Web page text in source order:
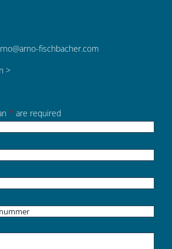
fischbacher.com
>
* are required